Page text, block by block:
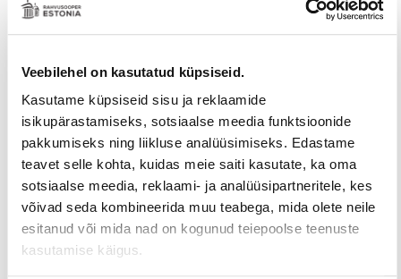
Veebilehel on kasutatud küpsiseid.
Kasutame küpsiseid sisu ja reklaamide
isikupärastamiseks, sotsiaalse meedia funktsioonide
pakkumiseks ning liikluse analüüsimiseks. Edastame
teavet selle kohta, kuidas meie saiti kasutate, ka oma
sotsiaalse meedia, reklaami- ja analüüsipartneritele, kes
võivad seda kombineerida muu teabega, mida olete neile
esitanud või mida nad on kogunud teiepoolse teenuste
kasutamise käigus.
Colline (Puccini „Boheem“)
Geronte de Ravoir (Puccini „Manon Lescaut“)
Cesare Angelotti, Sciarrone (Puccini „Tosca“)
Keiserlik komissar (Puccini „Madama Butterfly“)
Bartolo (Mozarti „Figaro pulm“)
Don Alfonso (Mozarti „Così fan tutte“)
Leporello (Mozarti „Don Giovanni“)
Alidoro (Rossini „Tuhkatriinu“)